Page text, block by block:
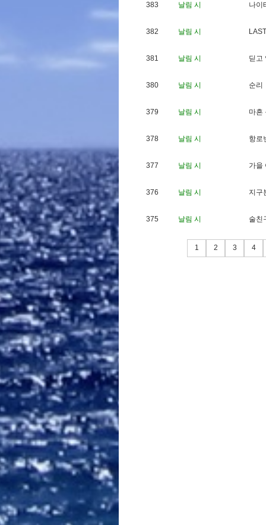
383 날림 시 나이
382 날림 시 LAST
381 날림 시 딛고
380 날림 시 순리
379 날림 시 마흔
378 날림 시 항로
377 날림 시 가을
376 날림 시 지 구
375 날림 시 술친
1 2 3 4